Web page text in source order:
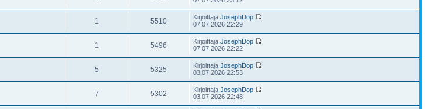
1 5510 KirjoittajaJosephDop
07.07.2026 22:29
1 5496 KirjoittajaJosephDop
07.07.2026 22:22
5 5325 KirjoittajaJosephDop
03.07.2026 22:53
7 5302 KirjoittajaJosephDop
03.07.2026 22:48